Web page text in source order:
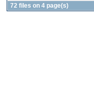
72 files on 4 page(s)